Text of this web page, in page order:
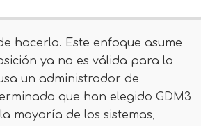
hacerlo. Este enfoque asume
ya no es válida para la
un administrador de
que han elegido GDM3
mayoría de los sistemas,